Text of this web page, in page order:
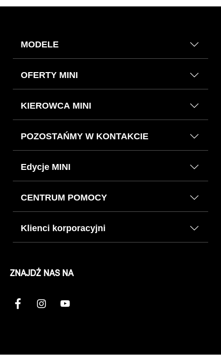
MODELE
OFERTY MINI
KIEROWCA MINI
POZOSTAŃMY W KONTAKCIE
Edycje MINI
CENTRUM POMOCY
Klienci korporacyjni
ZNAJDŹ NAS NA